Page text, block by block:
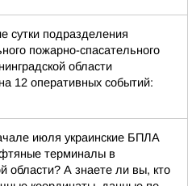
сутки подразделения
пожарно-спасательного
области
12 оперативных событий:
июля украинские БПЛА
терминалы в
области? А знаете ли вы, кто